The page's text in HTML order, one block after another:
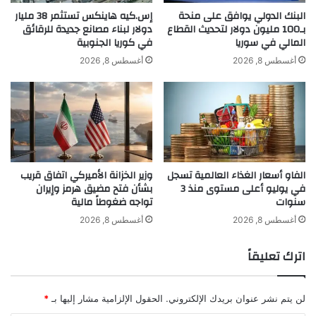
اقرأ أيضًا:
جمعيات صناعة الشحن العالمية
تدعو لرفض فرض رسوم عبور على
المضايق
ومع بقاء التضخم حول المستوى المستهدف،
وصمود الاقتصاد حتى الآن في وجه الرسوم
الجمركية الأميركية، أشار العديد من
المسؤولين إلى أنهم لا يرون مبررًا قويًا
لمواصلة حملة التيسير النقدي التي ينتهجها
ن
د
م
س
و
ت
ع
د
ل
و
ل
ة
ع
ا
ل
ة
ف
ي
البنك الدولي يوافق على منحة
بـ100 مليون دولار لتحديث القطاع
المالي في سوريا
أغسطس 8, 2026
إس.كيه هاينكس تستثمر 38 مليار
دولار لبناء مصانع جديدة للرقائق
في كوريا الجنوبية
أغسطس 8, 2026
الفاو أسعار الغذاء العالمية تسجل
في يوليو أعلى مستوى منذ 3
سنوات
أغسطس 8, 2026
وزير الخزانة الأميركي اتفاق قريب
بشأن فتح مضيق هرمز وإيران
تواجه ضغوطاً مالية
أغسطس 8, 2026
اترك تعليقاً
لن يتم نشر عنوان بريدك الإلكتروني. الحقول الإلزامية مشار إليها بـ *